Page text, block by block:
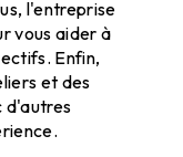
l'entreprise
vous aider à
Enfin,
et des
d'autres